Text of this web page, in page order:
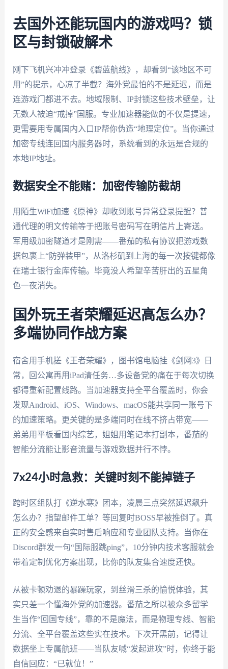
去国外还能玩国内的游戏吗？锁
区与封锁破解术
刚下飞机兴冲冲登录《碧蓝航线》，却看到“该地区不可
用”的提示，心凉了半截？海外党最怕的不是延迟，而是
连游戏门都进不去。地域限制、IP封锁这些技术壁垒，让
无数人被迫“戒掉”国服。专业加速器能做的不仅是提速，
更需要用专属国内入口IP帮你伪造“地理定位”。当你通过
加密专线连回国内服务器时，系统看到的永远是合规的
本地IP地址。
数据安全不能赌：加密传输防截胡
用陌生WiFi加速《原神》却收到账号异常登录提醒？普
通代理的明文传输等于把账号密码写在明信片上寄送。
军用级加密隧道才是刚需——番茄的私有协议把游戏数
据包裹上“防弹装甲”，从洛杉矶到上海的每一次按键都像
在瑞士银行金库传输。毕竟没人希望辛苦肝出的五星角
色一夜消失。
国外玩王者荣耀延迟高怎么办？
多端协同作战方案
宿舍用手机搓《王者荣耀》，图书馆电脑挂《剑网3》日
常，回公寓再用iPad清任务…多设备党的痛在于每次切换
都得重新配置线路。当加速器支持全平台覆盖时，你会
发现Android、iOS、Windows、macOS能共享同一账号下
的加速策略。更关键的是多端同时在线不挤占带宽——
弟弟用平板看国内综艺，姐姐用笔记本打副本，番茄的
智能分流能让影音流量与游戏数据并行不悖。
7x24小时急救：关键时刻不能掉链子
跨时区组队打《逆水寒》团本，凌晨三点突然延迟飙升
怎么办？指望邮件工单？等回复时BOSS早被推倒了。真
正的安全感来自实时售后响应和专业团队支持。当你在
Discord群发一句“国际服跳ping”，10分钟内技术客服就会
带着定制优化方案出现，比你的队友集合速度还快。
从被卡顿劝退的暴躁玩家，到丝滑三杀的愉悦体验，其
实只差一个懂海外党的加速器。番茄之所以被众多留学
生当作“回国专线”，靠的不是魔法，而是物理专线、智能
分流、全平台覆盖这些实在技术。下次开黑前，记得让
数据坐上专属航班——当队友喊“发起进攻”时，你终于能
自信回应：“已就位！”